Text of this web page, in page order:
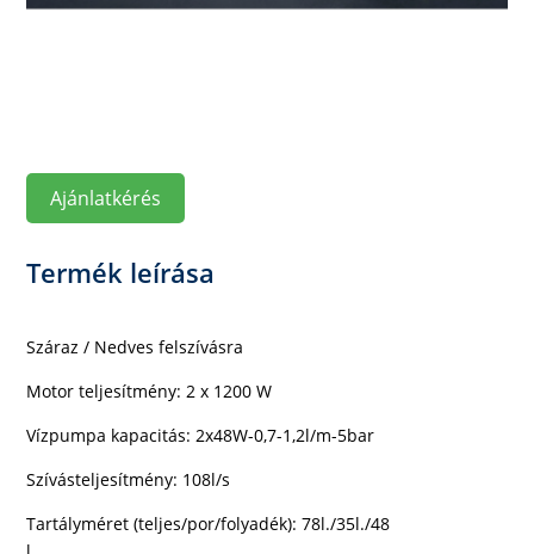
Ajánlatkérés
Termék leírása
Száraz / Nedves felszívásra
Motor teljesítmény:2 x 1200 W
Vízpumpa kapacitás:2x48W-0,7-1,2l/m-5bar
Szívásteljesítmény: 108l/s
Tartályméret (teljes/por/folyadék): 78l./35l./48